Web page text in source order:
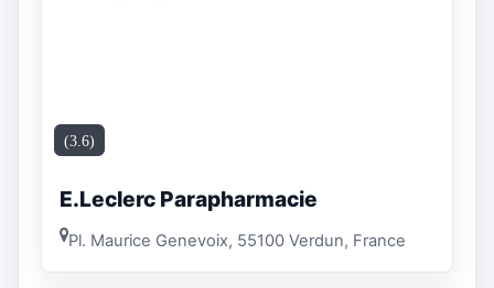
(3.6)
E.Leclerc Parapharmacie
Pl. Maurice Genevoix, 55100 Verdun, France